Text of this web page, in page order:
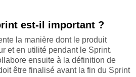
est-il important ?
la manière dont le produit
et en utilité pendant le Sprint.
ensuite à la définition de
être finalisé avant la fin du Sprint